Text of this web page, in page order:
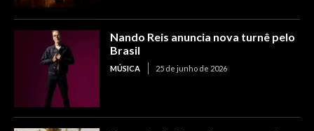
Nando Reis anuncia nova turnê pelo
Brasil
MÚSICA 25 de junho de 2026